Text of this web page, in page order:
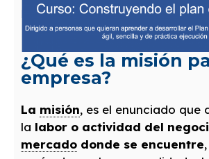
¿Qué es la misión
empresa?
La misión, es el enunciado que
la labor o actividad del
mercado donde se encuentre